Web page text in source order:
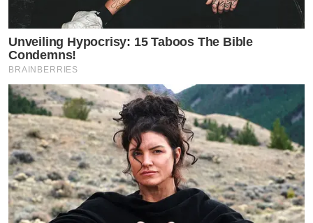
Unveiling Hypocrisy: 15 Taboos The Bible
Condemns!
BRAINBERRIES